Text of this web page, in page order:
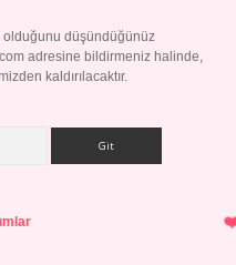
olduğunu düşündüğünüz
adresine bildirmeniz halinde,
kaldırılacaktır.